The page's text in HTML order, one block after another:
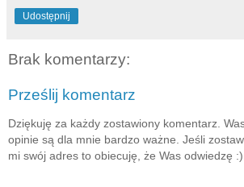
Udostępnij
Brak komentarzy:
Prześlij komentarz
Dziękuję za każdy zostawiony komentarz.
opinie są dla mnie bardzo ważne. Jeśli
mi swój adres to obiecuję, że Was odwiedzę :)